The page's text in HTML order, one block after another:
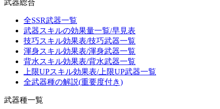
武器総合
全SSR武器一覧
武器スキルの効果量一覧/早見表
技巧スキル効果表/技巧武器一覧
渾身スキル効果表/渾身武器一覧
背水スキル効果表/背水武器一覧
上限UPスキル効果表/上限UP武器一覧
全武器種の解説(重要度付き)
武器種一覧